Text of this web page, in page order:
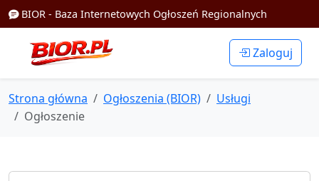
BIOR - Baza Internetowych Ogłoszeń Regionalnych
Zaloguj
Strona główna Ogłoszenia (BIOR)
Usługi
Ogłoszenie